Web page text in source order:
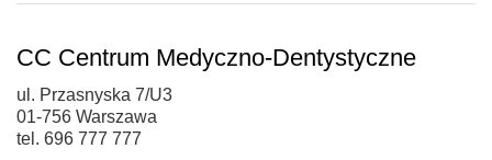
CC Centrum Medyczno-Dentystyczne
ul. Przasnyska 7/U3
01-756 Warszawa
tel. 696 777 777